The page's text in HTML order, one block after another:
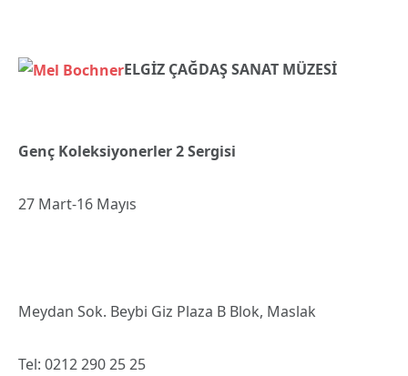
ELGİZ ÇAĞDAŞ SANAT MÜZESİ
Genç Koleksiyonerler 2 Sergisi
27 Mart-16 Mayıs
Meydan Sok. Beybi Giz Plaza B Blok, Maslak
Tel: 0212 290 25 25